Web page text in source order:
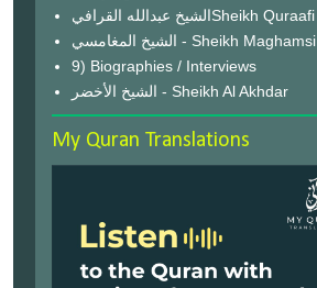
الشيخ عبدالله القرافيSheikh Quraafi
الشيخ المغامسي - Sheikh Maghamsi
9) Biographies / Interviews
الشيخ الأخضر - Sheikh Al Akhdar
My Quran Translations